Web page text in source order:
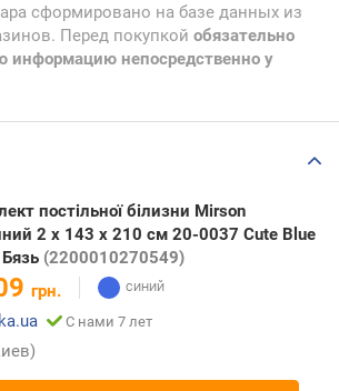
сформировано на базе данных из
Перед покупкой обязательно
информацию непосредственно у
постільної білизни Mirson
2 x 143 x 210 см 20-0037 Cute Blue
(2200010270549)
грн.
С нами 7 лет